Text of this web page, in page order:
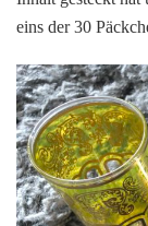
eins der 30